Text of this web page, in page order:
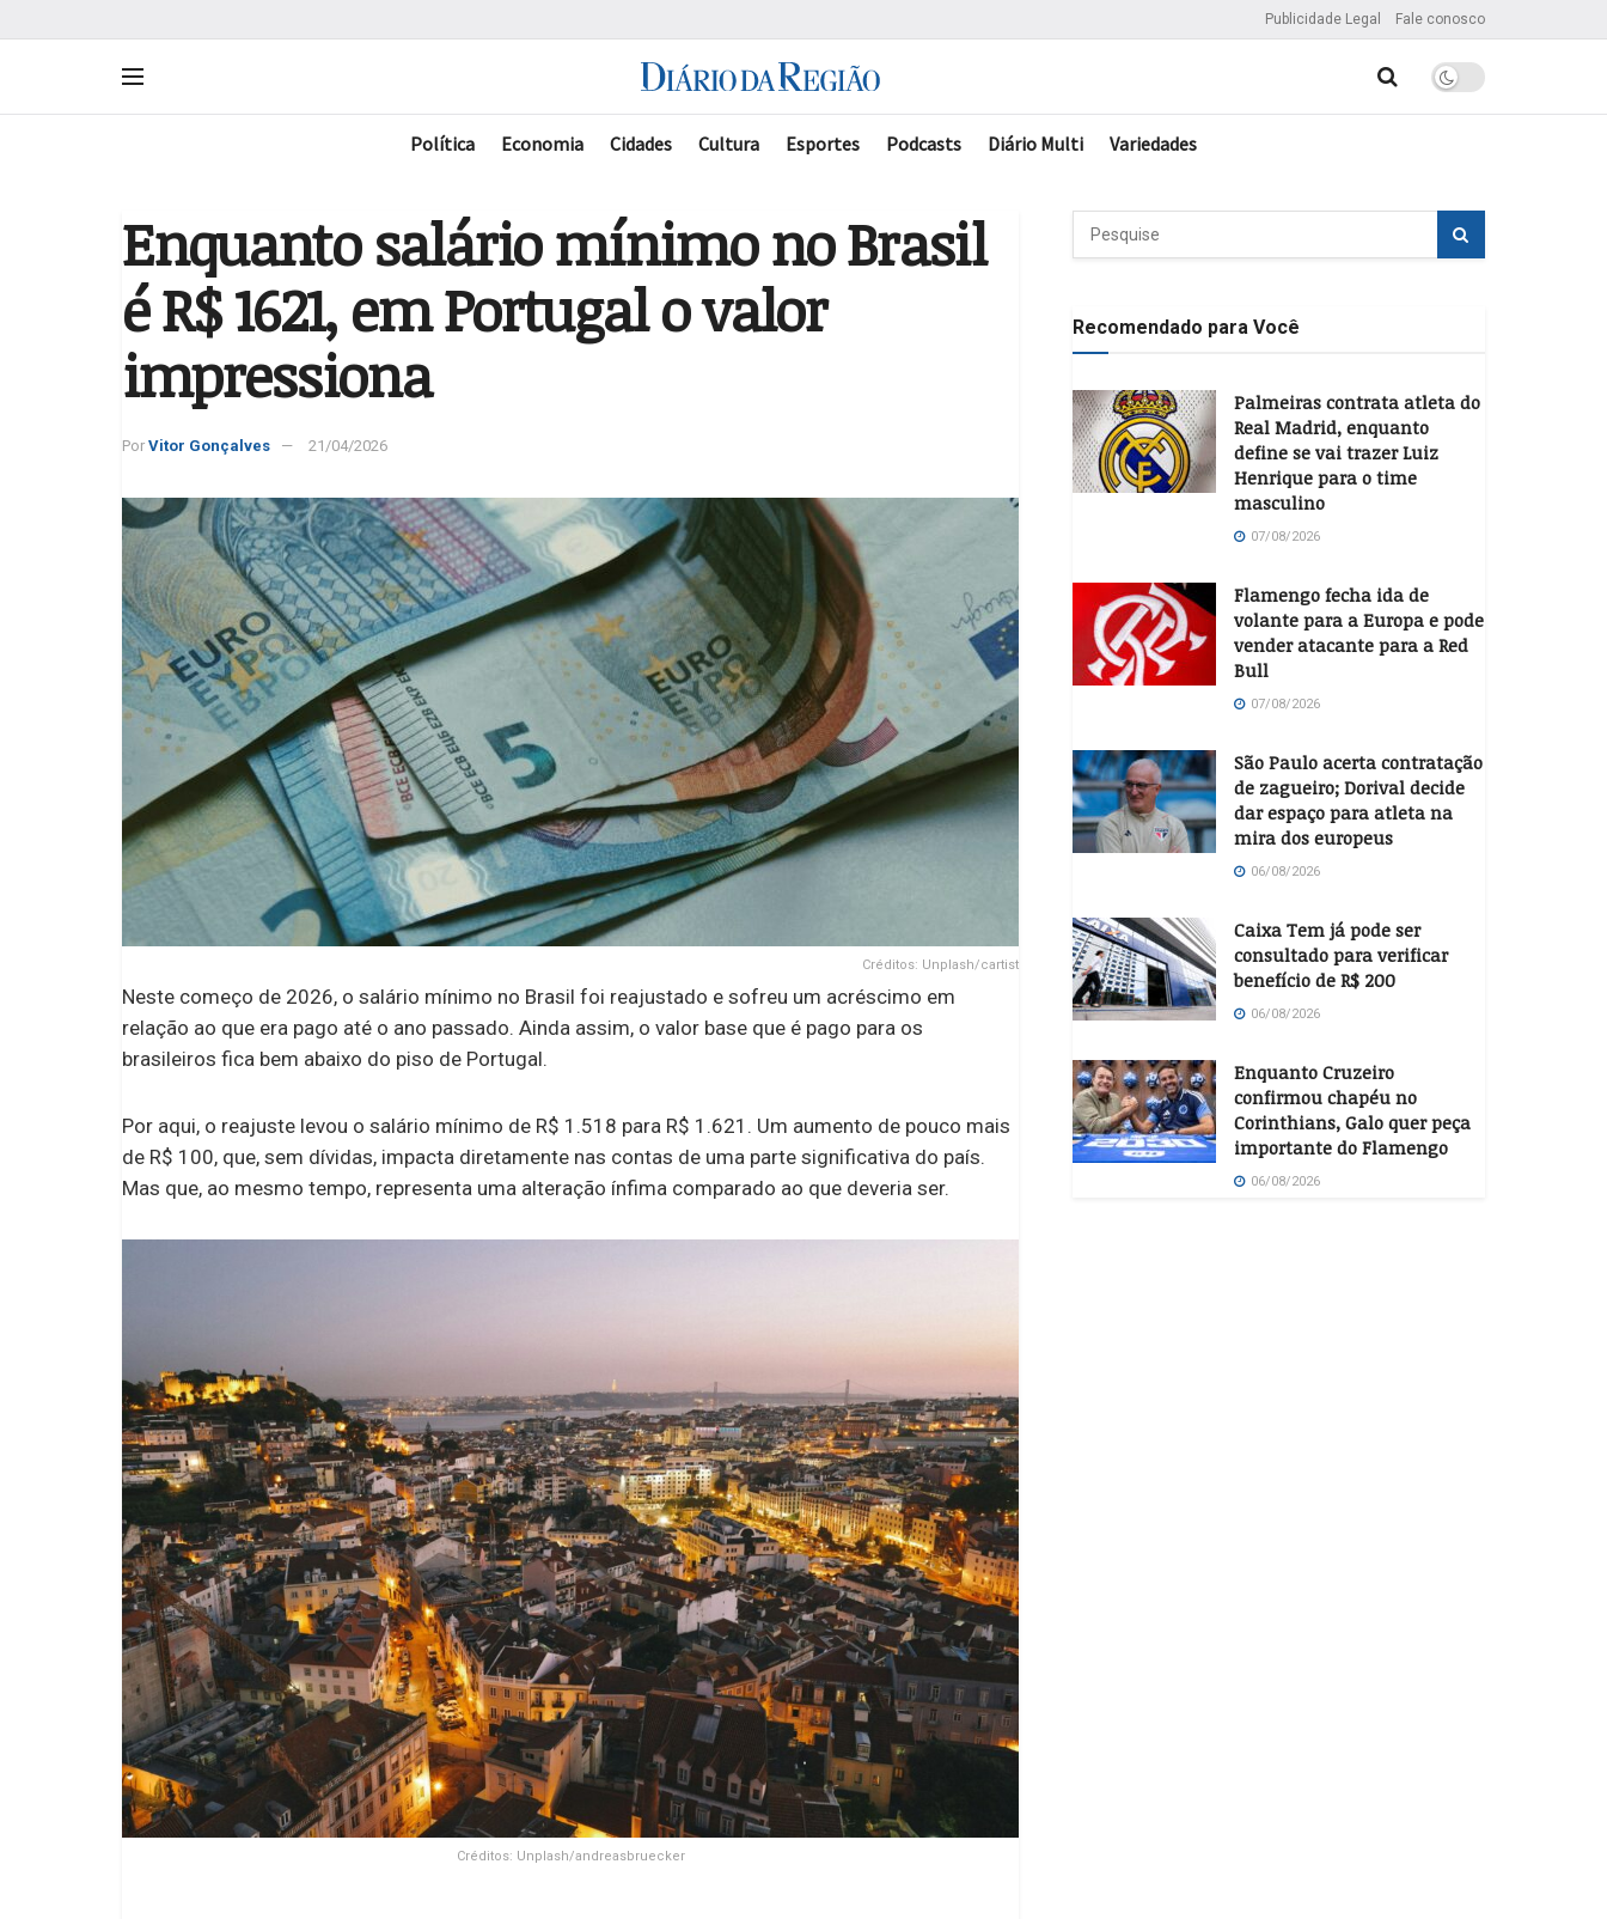
Publicidade Legal Fale conosco
Política Economia Cidades Cultura Esportes Podcasts Diário Multi Variedades
Enquanto salário mínimo no Brasil
é R$ 1621, em Portugal o valor
impressiona
Por Vitor Gonçalves 21/04/2026
Créditos: Unplash/cartist
Neste começo de 2026, o salário mínimo no Brasil foi reajustado e sofreu um acréscimo em
relação ao que era pago até o ano passado. Ainda assim, o valor base que é pago para os
brasileiros fica bem abaixo do piso de Portugal.
Por aqui, o reajuste levou o salário mínimo de R$ 1.518 para R$ 1.621. Um aumento de pouco mais
de R$ 100, que, sem dívidas, impacta diretamente nas contas de uma parte significativa do país.
Mas que, ao mesmo tempo, representa uma alteração ínfima comparado ao que deveria ser.
Créditos: Unplash/andreasbruecker
Recomendado para Você
Palmeiras contrata atleta do
Real Madrid, enquanto
define se vai trazer Luiz
Henrique para o time
masculino
07/08/2026
Flamengo fecha ida de
volante para a Europa e pode
vender atacante para a Red
Bull
07/08/2026
São Paulo acerta contratação
de zagueiro; Dorival decide
dar espaço para atleta na
mira dos europeus
06/08/2026
Caixa Tem já pode ser
consultado para verificar
benefício de R$ 200
06/08/2026
Enquanto Cruzeiro
confirmou chapéu no
Corinthians, Galo quer peça
importante do Flamengo
06/08/2026